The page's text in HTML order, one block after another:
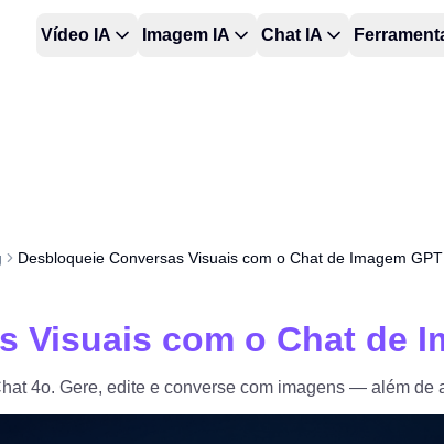
Vídeo IA Imagem IA Chat IA
Desbloqueie Conversas Visuais com o Chat de Imagem
Visuais com o Chat de
4o. Gere, edite e converse com imagens — além de